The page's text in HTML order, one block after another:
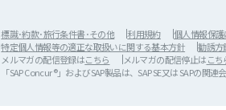
標識･約款･旅行条件書･その他 利用規約 個人情報保
特定個人情報等の適正な取扱いに関する基本方針
勧誘方
メルマガの配信登録はこちら メルマガの配信停止はこち
「SAP Concur®」およびSAP製品は、SAP SE又は SAPの関連